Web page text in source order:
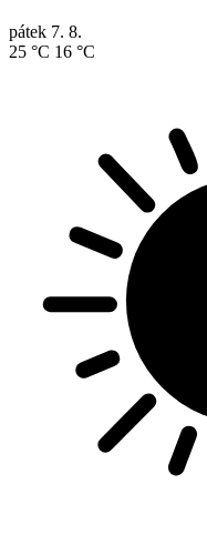
pátek 7. 8.
25 °C 16 °C